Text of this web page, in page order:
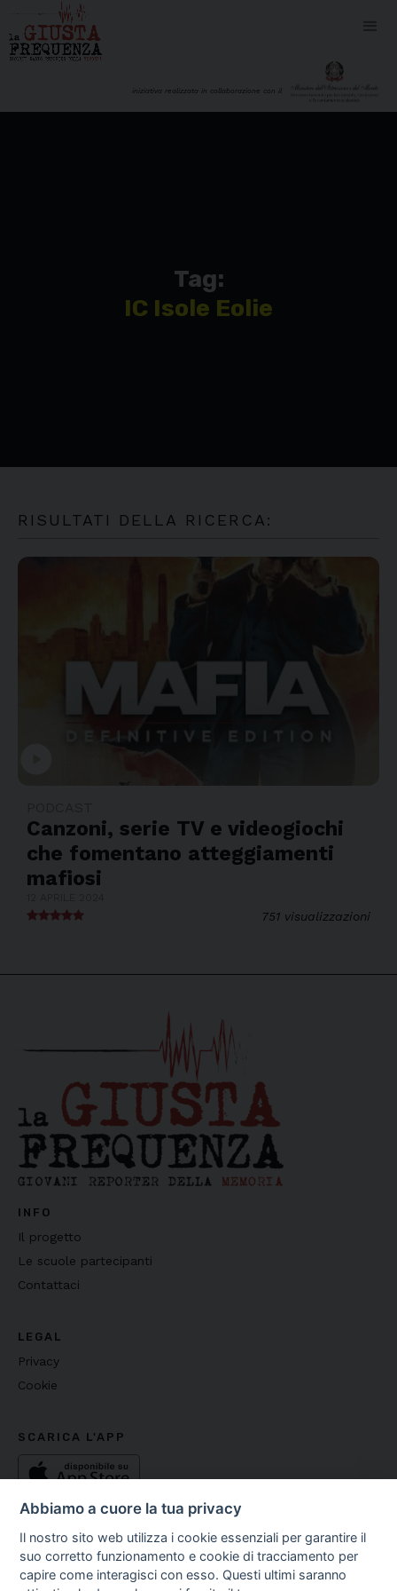
iniziativa realizzata in collaborazione con il
Tag:
IC Isole Eolie
RISULTATI DELLA RICERCA:
Canzoni, serie TV e videogiochi
che fomentano atteggiamenti
mafiosi
751 visualizzazioni
INFO
Il progetto
Le scuole partecipanti
Contattaci
LEGAL
Privacy
Cookie
SCARICA L'APP
Abbiamo a cuore la tua privacy
Il nostro sito web utilizza i cookie essenziali per garantire il
suo corretto funzionamento e cookie di tracciamento per
capire come interagisci con esso. Questi ultimi saranno